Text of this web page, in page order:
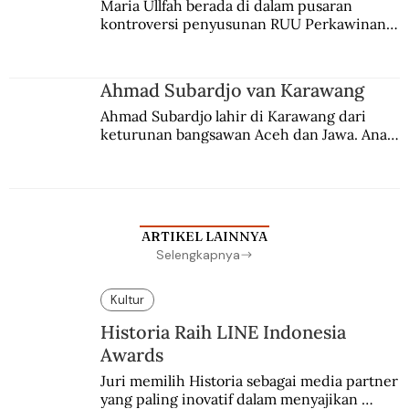
Maria Ullfah berada di dalam pusaran
kontroversi penyusunan RUU Perkawinan.
Ahmad Subardjo van Karawang
Ahmad Subardjo lahir di Karawang dari
keturunan bangsawan Aceh dan Jawa. Anak
ARTIKEL LAINNYA
Selengkapnya
Kultur
Historia Raih LINE Indonesia
Awards
Juri memilih Historia sebagai media partner
yang paling inovatif dalam menyajikan